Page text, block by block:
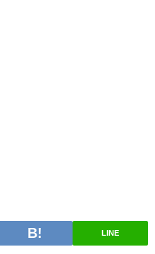
LINE